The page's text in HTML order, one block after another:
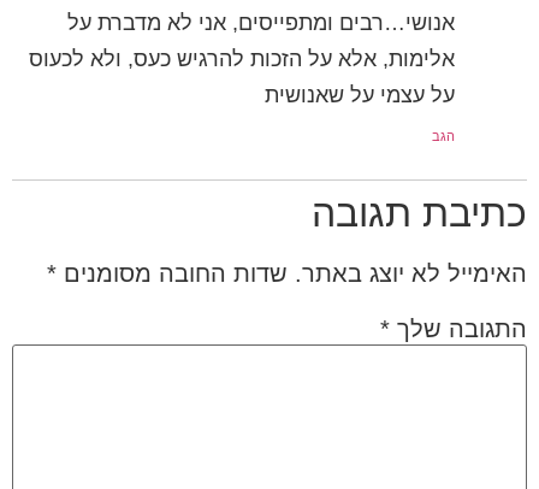
אנושי…רבים ומתפייסים, אני לא מדברת על
אלימות, אלא על הזכות להרגיש כעס, ולא לכעוס
על עצמי על שאנושית
הגב
כתיבת תגובה
האימייל לא יוצג באתר. שדות החובה מסומנים *
התגובה שלך *